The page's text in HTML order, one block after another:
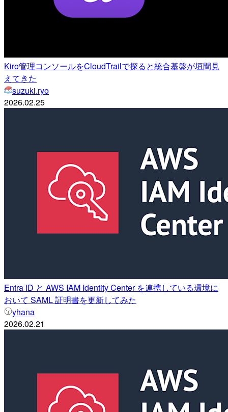
Kiro管理コンソールをCloudTrailで探ると統合基盤が垣間見
えてきた
suzuki.ryo
2026.02.25
Entra ID と AWS IAM Identity Center を連携している環境に
おいて SAML 証明書を更新してみた
yhana
2026.02.21